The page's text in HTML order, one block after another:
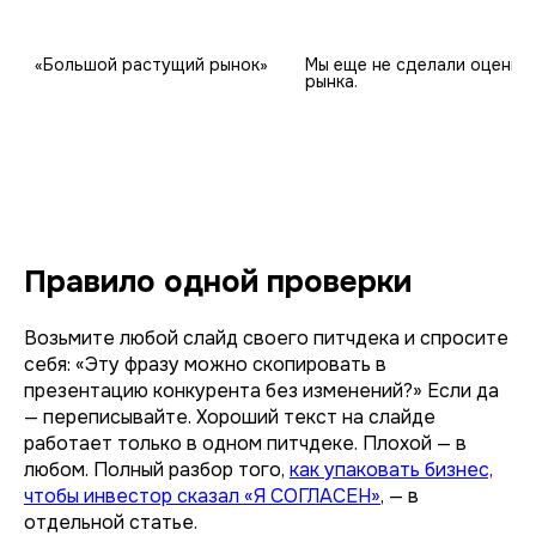
«Большой растущий рынок» Мы еще не сделали оценку
рынка.
Правило одной проверки
Возьмите любой слайд своего питчдека и спросите
себя: «Эту фразу можно скопировать в
презентацию конкурента без изменений?» Если да
— переписывайте. Хороший текст на слайде
работает только в одном питчдеке. Плохой — в
любом. Полный разбор того, как упаковать бизнес,
чтобы инвестор сказал «Я СОГЛАСЕН», — в
отдельной статье.